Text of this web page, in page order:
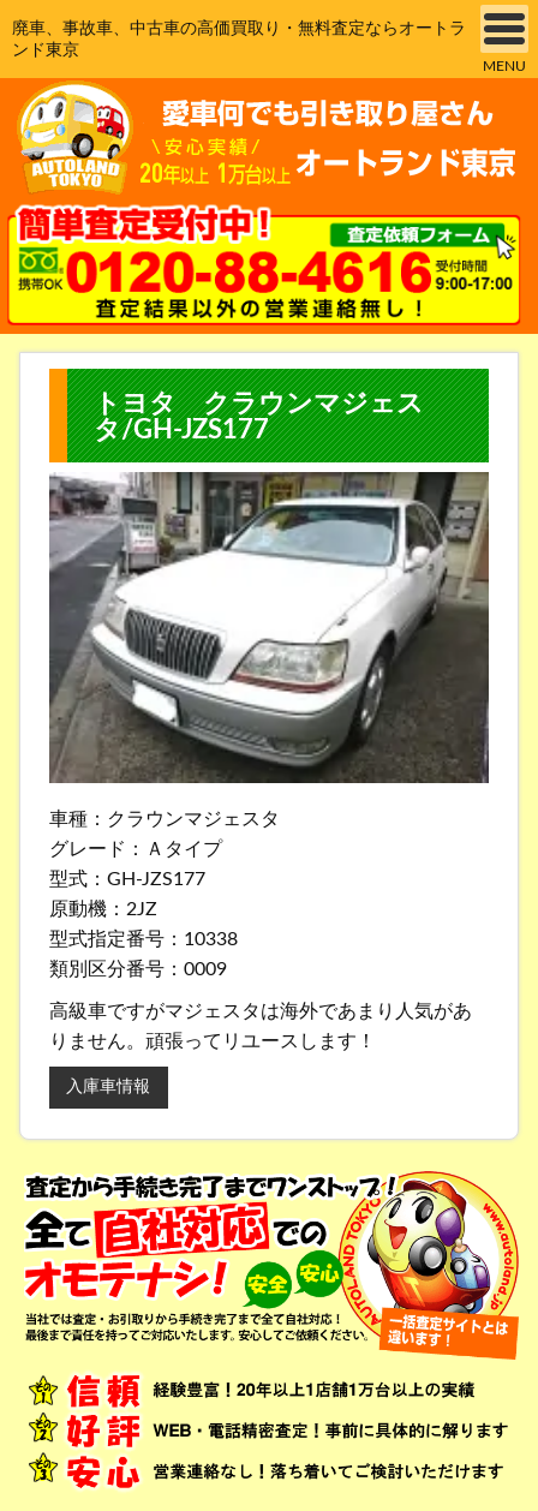
廃車、事故車、中古車の高価買取り・無料査定ならオートラ
ンド東京
MENU
トヨタ クラウンマジェス
タ/GH-JZS177
車種：クラウンマジェスタ
グレード：Ａタイプ
型式：GH-JZS177
原動機：2JZ
型式指定番号：10338
類別区分番号：0009
高級車ですがマジェスタは海外であまり人気があ
りません。頑張ってリユースします！
入庫車情報